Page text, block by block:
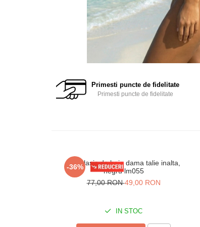
Primesti puncte de fidelitate
Primesti puncte de fidelitate
-36%
Slip clasic de baie dama talie inalta,
negru lm055
77,00 RON49,00 RON
IN STOC